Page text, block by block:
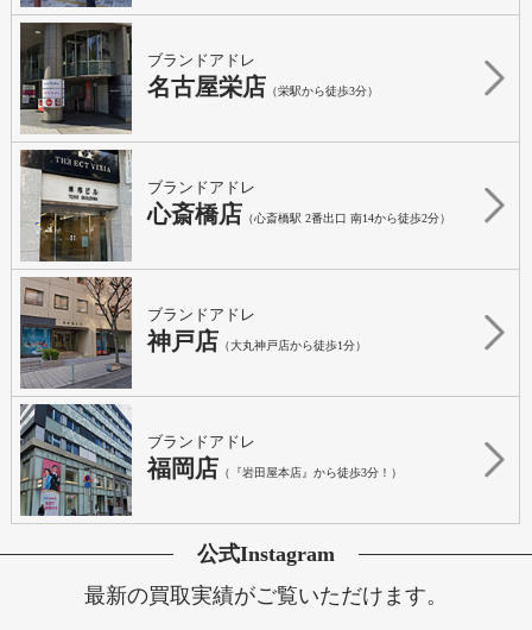
ブランドアドレ
名古屋栄店 （栄駅から徒歩3分）
ブランドアドレ
心斎橋店 （心斎橋駅 2番出口 南14から徒歩2分）
ブランドアドレ
神戸店 （大丸神戸店から徒歩1分）
ブランドアドレ
福岡店 （『岩田屋本店』から徒歩3分！）
公式Instagram
最新の買取実績がご覧いただけます。